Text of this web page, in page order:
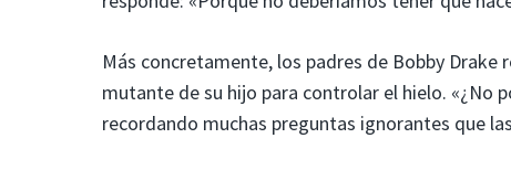
Más concretamente, los padres de Bobby Drake
mutante de su hijo para controlar el hielo. «¿No
recordando muchas preguntas ignorantes que